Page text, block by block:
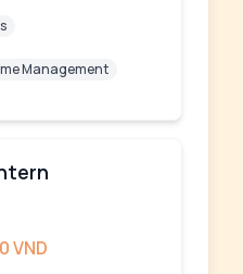
Management
VND